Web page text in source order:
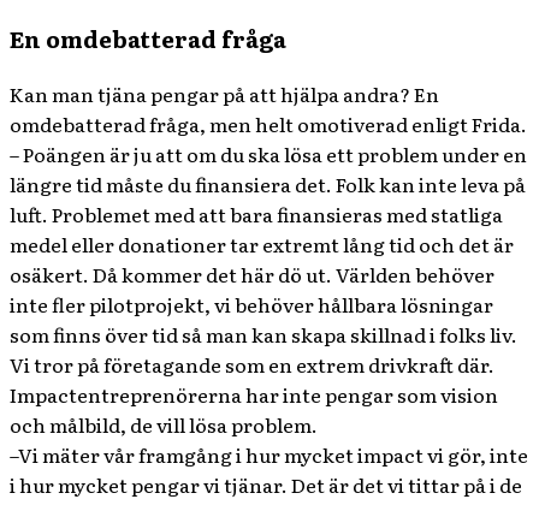
En omdebatterad fråga
Kan man tjäna pengar på att hjälpa andra? En
omdebatterad fråga, men helt omotiverad enligt Frida.
– Poängen är ju att om du ska lösa ett problem under en
längre tid måste du finansiera det. Folk kan inte leva på
luft. Problemet med att bara finansieras med statliga
medel eller donationer tar extremt lång tid och det är
osäkert. Då kommer det här dö ut. Världen behöver
inte fler pilotprojekt, vi behöver hållbara lösningar
som finns över tid så man kan skapa skillnad i folks liv.
Vi tror på företagande som en extrem drivkraft där.
Impactentreprenörerna har inte pengar som vision
och målbild, de vill lösa problem.
–Vi mäter vår framgång i hur mycket impact vi gör, inte
i hur mycket pengar vi tjänar. Det är det vi tittar på i de